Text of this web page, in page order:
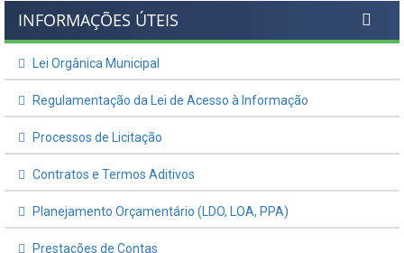
INFORMAÇÕES ÚTEIS
Lei Orgânica Municipal
Regulamentação da Lei de Acesso à Informação
Processos de Licitação
Contratos e Termos Aditivos
Planejamento Orçamentário (LDO, LOA, PPA)
Prestações de Contas